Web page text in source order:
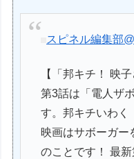
スピネル編集部
【「邦キチ！ 映
第3話は「電人ザ
す。邦キチいわく
映画はサボーガー
のことです！ 最